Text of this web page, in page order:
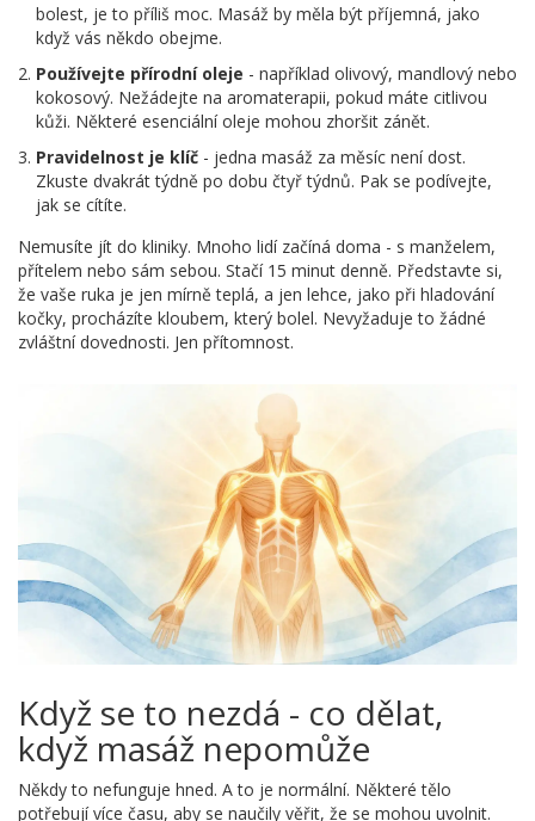
bolest, je to příliš moc. Masáž by měla být příjemná, jako
když vás někdo obejme.
Používejte přírodní oleje - například olivový, mandlový nebo
kokosový. Nežádejte na aromaterapii, pokud máte citlivou
kůži. Některé esenciální oleje mohou zhoršit zánět.
Pravidelnost je klíč - jedna masáž za měsíc není dost.
Zkuste dvakrát týdně po dobu čtyř týdnů. Pak se podívejte,
jak se cítíte.
Nemusíte jít do kliniky. Mnoho lidí začíná doma - s manželem,
přítelem nebo sám sebou. Stačí 15 minut denně. Představte si,
že vaše ruka je jen mírně teplá, a jen lehce, jako při hladování
kočky, procházíte kloubem, který bolel. Nevyžaduje to žádné
zvláštní dovednosti. Jen přítomnost.
Když se to nezdá - co dělat,
když masáž nepomůže
Někdy to nefunguje hned. A to je normální. Některé tělo
potřebují více času, aby se naučily věřit, že se mohou uvolnit.